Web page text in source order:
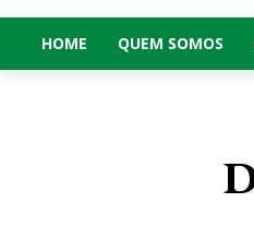
HOME QUEM SOMOS